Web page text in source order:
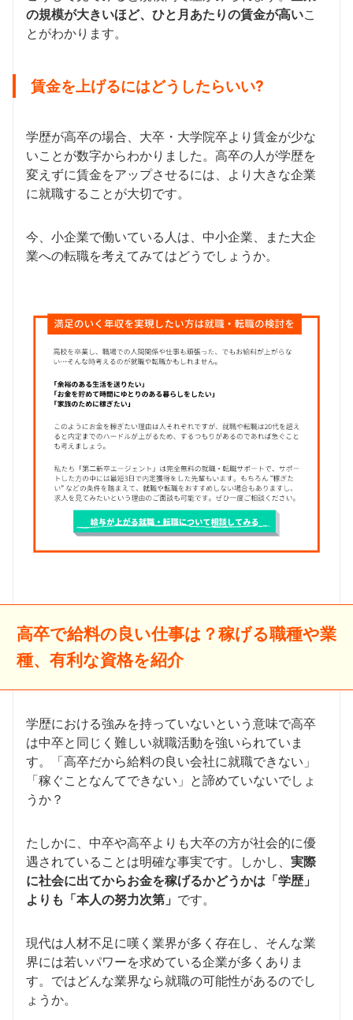
の規模が大きいほど、ひと月あたりの賃金が高いこ
とがわかります。
賃金を上げるにはどうしたらいい?
学歴が高卒の場合、大卒・大学院卒より賃金が少な
いことが数字からわかりました。高卒の人が学歴を
変えずに賃金をアップさせるには、より大きな企業
に就職することが大切です。
今、小企業で働いている人は、中小企業、また大企
業への転職を考えてみてはどうでしょうか。
高卒で給料の良い仕事は？稼げる職種や業
種、有利な資格を紹介
学歴における強みを持っていないという意味で高卒
は中卒と同じく難しい就職活動を強いられていま
す。「高卒だから給料の良い会社に就職できない」
「稼ぐことなんてできない」と諦めていないでしょ
うか？
たしかに、中卒や高卒よりも大卒の方が社会的に優
遇されていることは明確な事実です。しかし、 実際
に社会に出てからお金を稼げるかどうかは「学歴」
よりも「本人の努力次第」 です。
現代は人材不足に嘆く業界が多く存在し、そんな業
界には若いパワーを求めている企業が多くありま
す。ではどんな業界なら就職の可能性があるのでし
ょうか。